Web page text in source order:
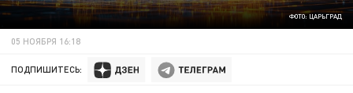
ФОТО: ЦАРЬГРАД
05 НОЯБРЯ 16:18
ПОДПИШИТЕСЬ: